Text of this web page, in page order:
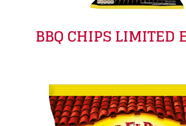
BBQ CHIPS LIMITED